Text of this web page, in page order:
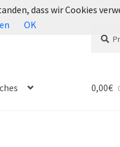
nach:
0,00€
dass wir Cookies
OK